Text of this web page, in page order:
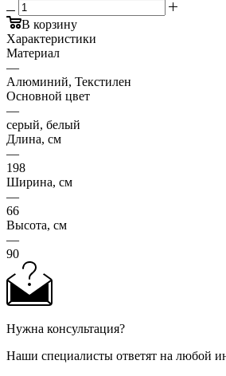
В корзину
Характеристики
Материал
—
Алюминий, Текстилен
Основной цвет
—
серый, белый
Длина, см
—
198
Ширина, см
—
66
Высота, см
—
90
Нужна консультация?
Наши специалисты ответят на любой